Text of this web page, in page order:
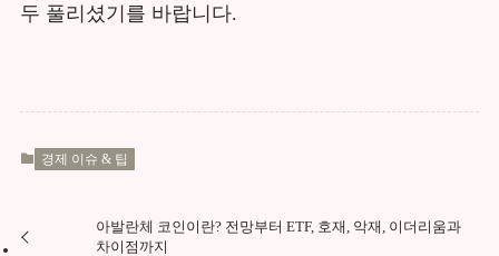
두 풀리셨기를 바랍니다.
경제 이슈 & 팁
아발란체 코인이란? 전망부터 ETF, 호재, 악재, 이더리움과
차이점까지